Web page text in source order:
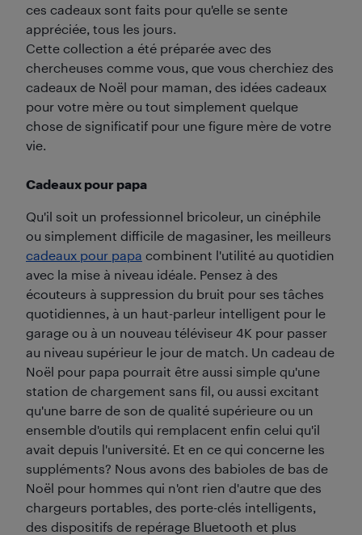
ces cadeaux sont faits pour qu'elle se sente
appréciée, tous les jours.
Cette collection a été préparée avec des
chercheuses comme vous, que vous cherchiez des
cadeaux de Noël pour maman, des idées cadeaux
pour votre mère ou tout simplement quelque
chose de significatif pour une figure mère de votre
vie.
Cadeaux pour papa
Qu'il soit un professionnel bricoleur, un cinéphile
ou simplement difficile de magasiner, les meilleurs
cadeaux pour papa combinent l'utilité au quotidien
avec la mise à niveau idéale. Pensez à des
écouteurs à suppression du bruit pour ses tâches
quotidiennes, à un haut-parleur intelligent pour le
garage ou à un nouveau téléviseur 4K pour passer
au niveau supérieur le jour de match. Un cadeau de
Noël pour papa pourrait être aussi simple qu'une
station de chargement sans fil, ou aussi excitant
qu'une barre de son de qualité supérieure ou un
ensemble d'outils qui remplacent enfin celui qu'il
avait depuis l'université. Et en ce qui concerne les
suppléments? Nous avons des babioles de bas de
Noël pour hommes qui n'ont rien d'autre que des
chargeurs portables, des porte-clés intelligents,
des dispositifs de repérage Bluetooth et plus